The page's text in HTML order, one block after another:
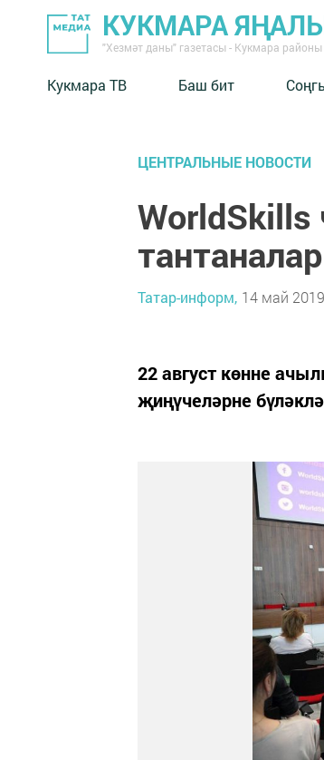
КУКМАРА
"Хезмәт даны" газетасы - Кукмара районы
Кукмара ТВ Баш бит
ЦЕНТРАЛЬНЫЕ НОВОСТИ
WorldSkills
Татар-информ, 14 май
22 август көнне
җиңүчеләрне